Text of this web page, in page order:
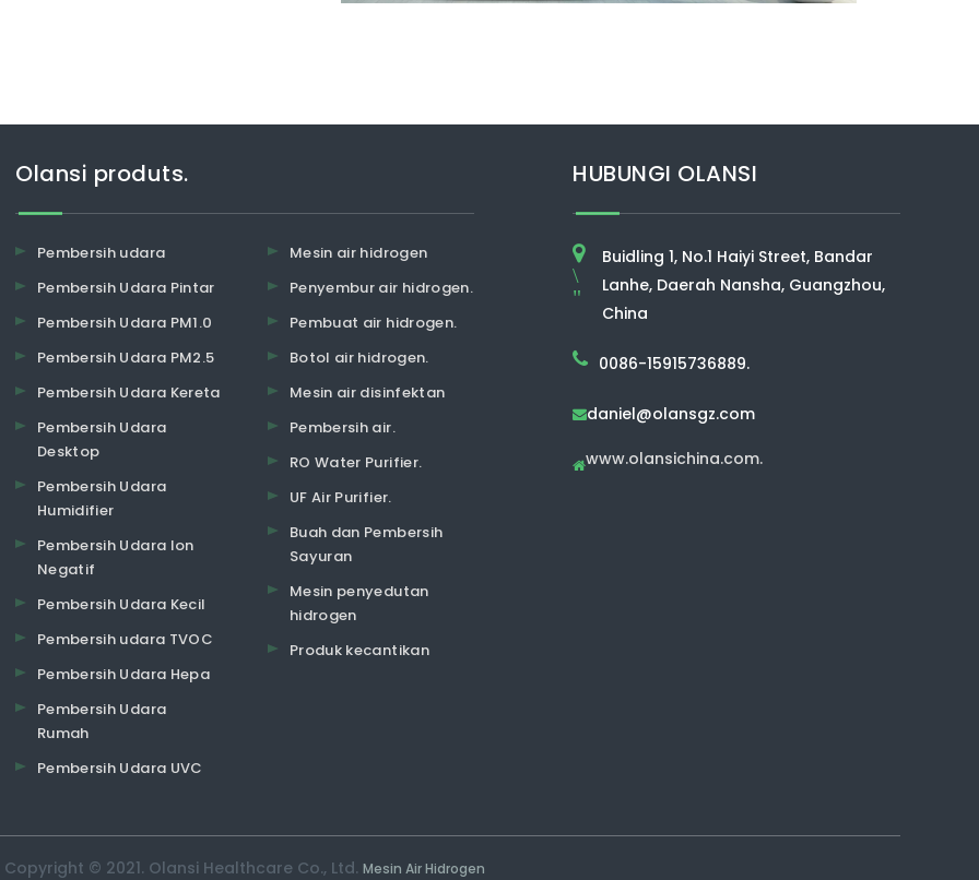
Olansi produts.
Pembersih udara
Pembersih Udara Pintar
Pembersih Udara PM1.0
Pembersih Udara PM2.5
Pembersih Udara Kereta
Pembersih Udara
Desktop
Pembersih Udara
Humidifier
Pembersih Udara Ion
Negatif
Pembersih Udara Kecil
Pembersih udara TVOC
Pembersih Udara Hepa
Pembersih Udara
Rumah
Pembersih Udara UVC
Mesin air hidrogen
Penyembur air hidrogen.
Pembuat air hidrogen.
Botol air hidrogen.
Mesin air disinfektan
Pembersih air.
RO Water Purifier.
UF Air Purifier.
Buah dan Pembersih
Sayuran
Mesin penyedutan
hidrogen
Produk kecantikan
HUBUNGI OLANSI
\
"
Buidling 1, No.1 Haiyi Street, Bandar
Lanhe, Daerah Nansha, Guangzhou,
China
0086-15915736889.
daniel@olansgz.com
www.olansichina.com.
Copyright © 2021. Olansi Healthcare Co., Ltd. Mesin Air Hidrogen